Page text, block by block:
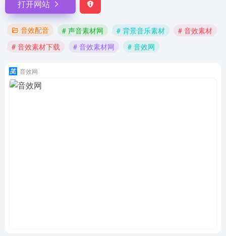
打开网站
音效配音 # 声音素材网 # 背景音乐素材
# 音效素材
# 音效素材下载
# 音效素材网 # 音效网
音效网